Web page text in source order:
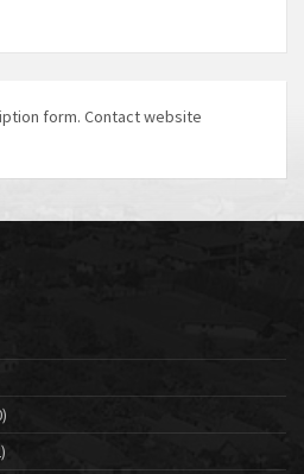
form. Contact website